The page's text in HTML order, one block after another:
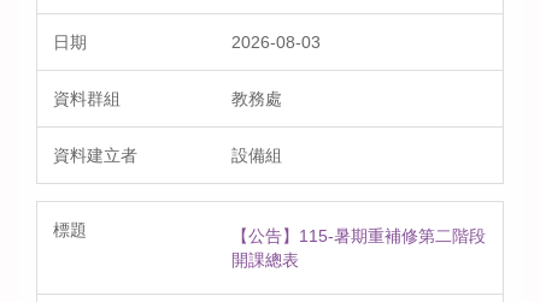
2026-08-03
教務處
設備組
【公告】115-暑期重補修第二階段
開課總表